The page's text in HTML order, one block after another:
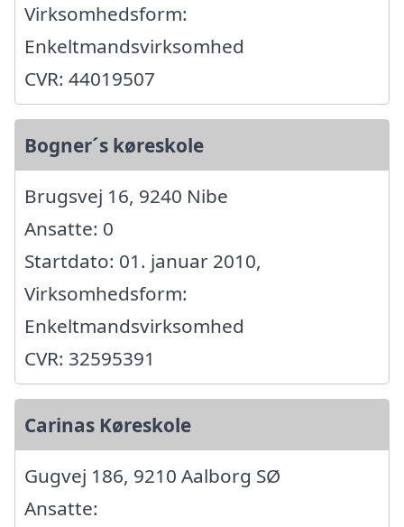
Virksomhedsform:
Enkeltmandsvirksomhed
CVR: 44019507
Bogner´s køreskole
Brugsvej 16, 9240 Nibe
Ansatte: 0
Startdato: 01. januar 2010,
Virksomhedsform:
Enkeltmandsvirksomhed
CVR: 32595391
Carinas Køreskole
Gugvej 186, 9210 Aalborg SØ
Ansatte: